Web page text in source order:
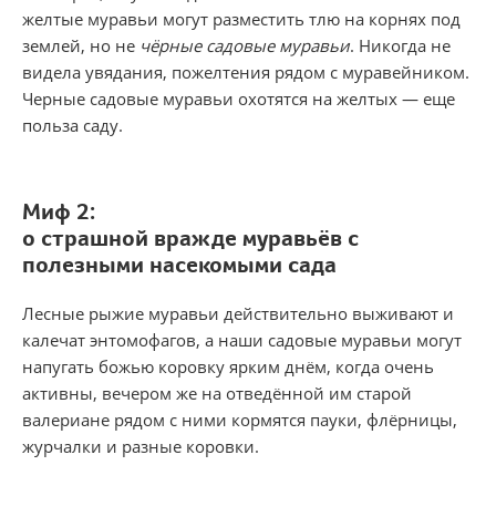
желтые муравьи могут разместить тлю на корнях под
землей, но не чёрные садовые муравьи. Никогда не
видела увядания, пожелтения рядом с муравейником.
Черные садовые муравьи охотятся на желтых — еще
польза саду.
Миф 2:
о страшной вражде муравьёв с
полезными насекомыми сада
Лесные рыжие муравьи действительно выжива­ют и
калечат энтомофагов, а наши садовые муравьи могут
напугать божью коровку ярким днём, ког­да очень
активны, вечером же на отведённой им старой
валериане рядом с ними кормятся пауки, флёрницы,
журчалки и разные коровки.